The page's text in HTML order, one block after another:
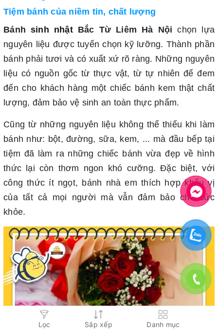
Tiệm bánh của niềm tin, chất lượng
Bánh sinh nhậtBắc Từ Liêm Hà Nội chọn lựa
nguyên liệu được tuyển chọn kỹ lưỡng. Thành phần
bánh phải tươi và có xuất xứ rõ ràng. Những nguyên
liệu có nguồn gốc từ thực vật, từ tự nhiên để đem
đến cho khách hàng một chiếc bánh kem thật chất
lượng, đảm bảo vệ sinh an toàn thực phẩm.
Cũng từ những nguyên liệu không thể thiếu khi làm
bánh như: bột, đường, sữa, kem, ... mà đầu bếp tại
tiệm đã làm ra những chiếc bánh vừa đẹp về hình
thức lại còn thơm ngon khó cưỡng. Đặc biệt, với
công thức ít ngọt, bánh nhà em thích hợp khẩu vị
của tất cả mọi người mà vẫn đảm bảo cho sức
khỏe.
Lọc Sắp xếp Danh mục